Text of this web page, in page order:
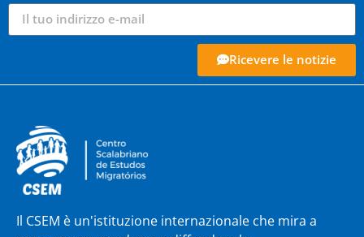
Ricevere le notizie
Il CSEM è un'istituzione internazionale che mira a